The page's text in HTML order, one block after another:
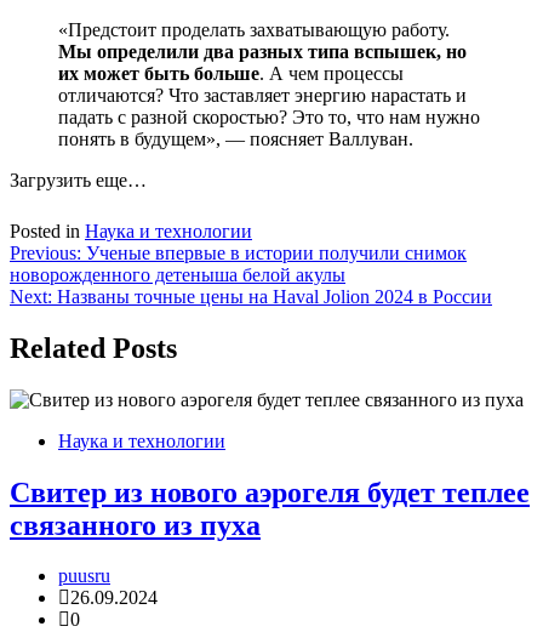
«Предстоит проделать захватывающую работу.
Мы определили два разных типа вспышек, но
их может быть больше. А чем процессы
отличаются? Что заставляет энергию нарастать и
падать с разной скоростью? Это то, что нам нужно
понять в будущем», — поясняет Валлуван.
Загрузить еще…
Posted in Наука и технологии
Навигация
по
Previous: Ученые впервые в истории получили снимок
новорожденного детеныша белой акулы
Next: Названы точные цены на Haval Jolion 2024 в России
Related Posts
Наука и технологии
Свитер из нового аэрогеля будет теплее
связанного из пуха
puusru
26.09.2024
0